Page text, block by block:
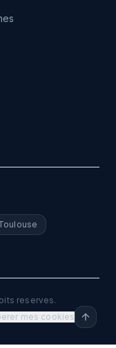
reserves.
mes cookies